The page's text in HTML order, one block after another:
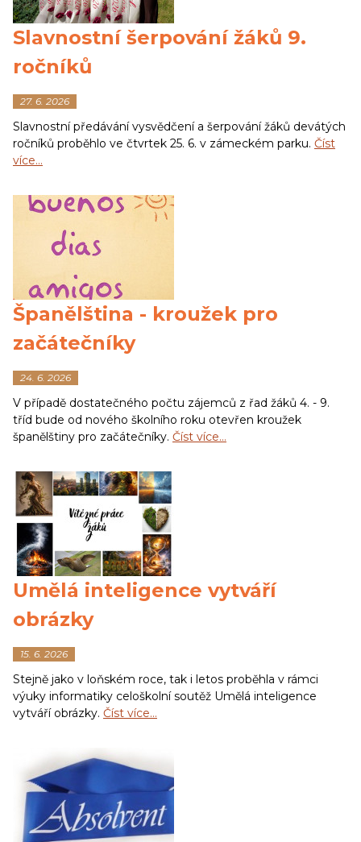
Slavnostní šerpování žáků 9.
ročníků
27. 6. 2026
Slavnostní předávání vysvědčení a šerpování žáků devátých
ročníků proběhlo ve čtvrtek 25. 6. v zámeckém parku. Číst
více…
Španělština - kroužek pro
začátečníky
24. 6. 2026
V případě dostatečného počtu zájemců z řad žáků 4. - 9.
tříd bude od nového školního roku otevřen kroužek
španělštiny pro začátečníky. Číst více…
Umělá inteligence vytváří
obrázky
15. 6. 2026
Stejně jako v loňském roce, tak i letos proběhla v rámci
výuky informatiky celoškolní soutěž Umělá inteligence
vytváří obrázky. Číst více…